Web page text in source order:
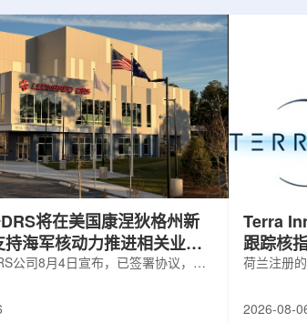
将在美国康涅狄格州新
持海军核动力推进相关业务
公司8月4日宣布，已签署协议，将
Terra
跟踪核
曝光
荷兰注册
2026-08-